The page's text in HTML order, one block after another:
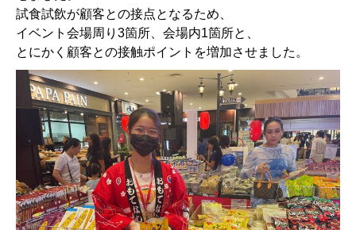
試食試飲が顧客との接点となるため、
イベント会場周り3箇所、会場内1箇所と、
とにかく顧客との接触ポイントを増加させました。